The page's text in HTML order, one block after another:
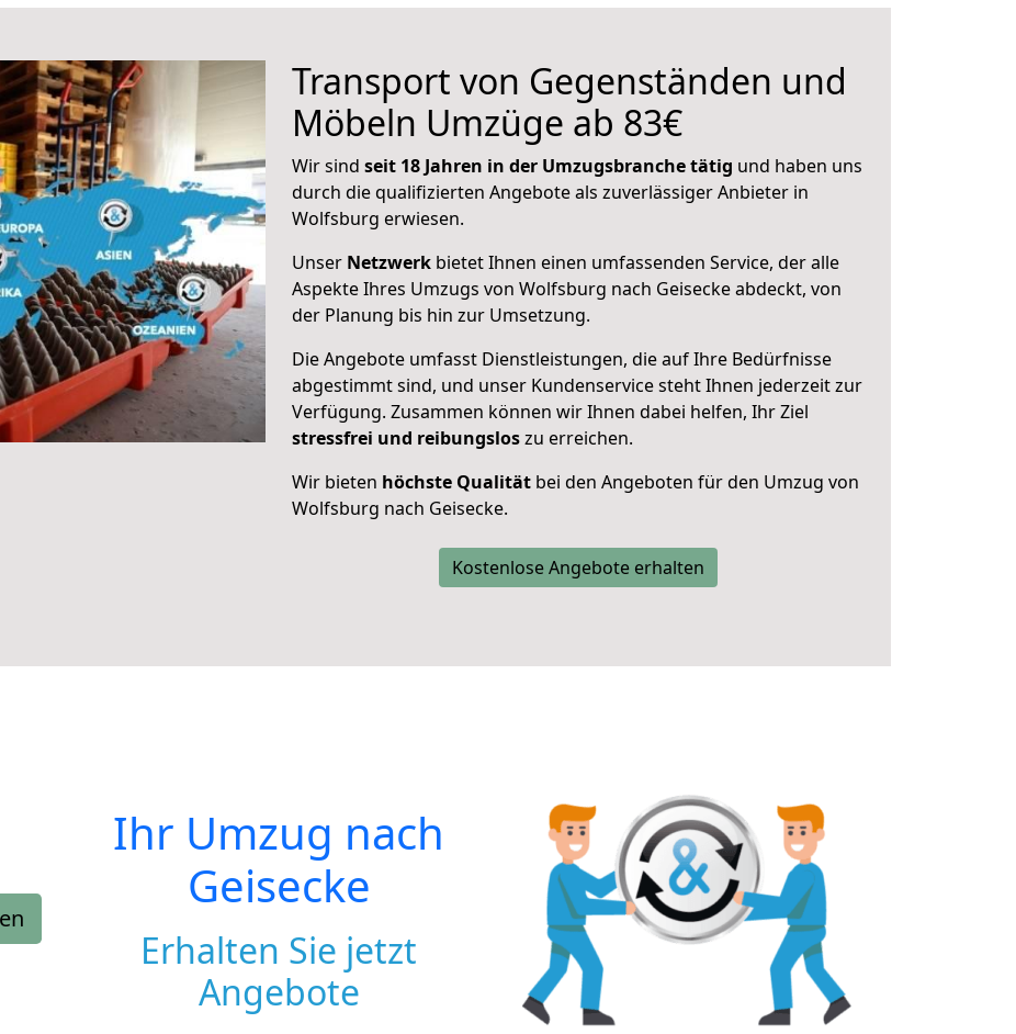
Transport von Gegenständen und
Möbeln Umzüge ab 83€
Wir sind seit 18 Jahren in der Umzugsbranche tätig und haben uns
durch die qualifizierten Angebote als zuverlässiger Anbieter in
Wolfsburg erwiesen.
Unser Netzwerk bietet Ihnen einen umfassenden Service, der alle
Aspekte Ihres Umzugs von Wolfsburg nach Geisecke abdeckt, von
der Planung bis hin zur Umsetzung.
Die Angebote umfasst Dienstleistungen, die auf Ihre Bedürfnisse
abgestimmt sind, und unser Kundenservice steht Ihnen jederzeit zur
Verfügung. Zusammen können wir Ihnen dabei helfen, Ihr Ziel
stressfrei und reibungsloszu erreichen.
Wir bieten höchste Qualität bei den Angeboten für den Umzug von
Wolfsburg nach Geisecke.
Kostenlose Angebote erhalten
Ihr Umzug nach
Geisecke
Erhalten Sie jetzt
Angebote